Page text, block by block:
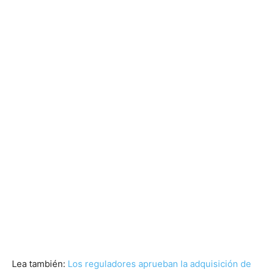
Lea también: Los reguladores aprueban la adquisición de